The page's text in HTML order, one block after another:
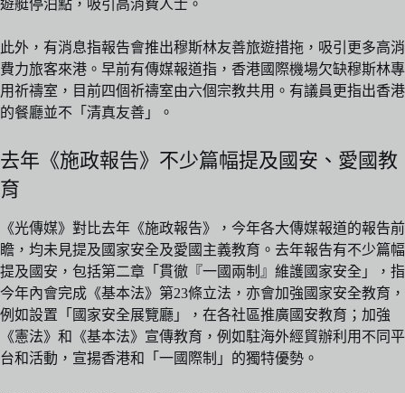
遊艇停泊點，吸引高消費人士。
此外，有消息指報告會推出穆斯林友善旅遊措拖，吸引更多高消
費力旅客來港。早前有傳媒報道指，香港國際機場欠缺穆斯林專
用祈禱室，目前四個祈禱室由六個宗教共用。有議員更指出香港
的餐廳並不「清真友善」。
去年《施政報告》不少篇幅提及國安、愛國教
育
《光傳媒》對比去年《施政報告》，今年各大傳媒報道的報告前
瞻，均未見提及國家安全及愛國主義教育。去年報告有不少篇幅
提及國安，包括第二章「貫徹『一國兩制』維護國家安全」，指
今年內會完成《基本法》第23條立法，亦會加強國家安全教育，
例如設置「國家安全展覽廳」，在各社區推廣國安教育；加強
《憲法》和《基本法》宣傳教育，例如駐海外經貿辦利用不同平
台和活動，宣揚香港和「一國際制」的獨特優勢。